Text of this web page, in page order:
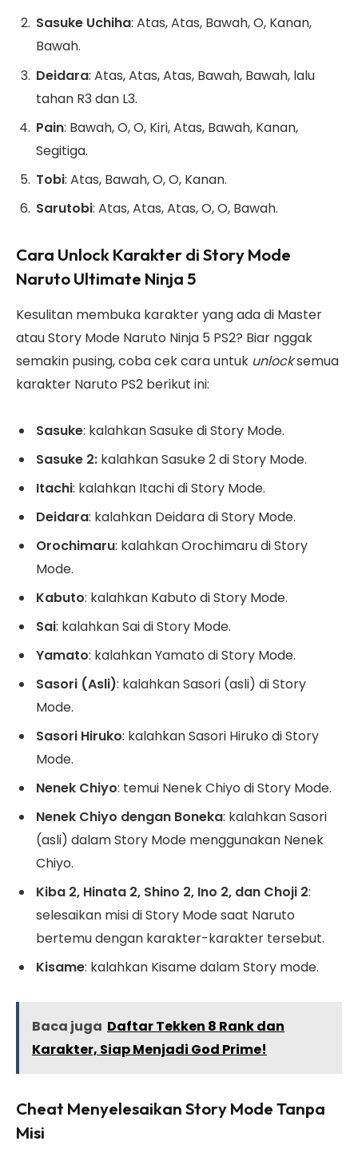
Sasuke Uchiha: Atas, Atas, Bawah, O, Kanan,
Bawah.
Deidara: Atas, Atas, Atas, Bawah, Bawah, lalu
tahan R3 dan L3.
Pain: Bawah, O, O, Kiri, Atas, Bawah, Kanan,
Segitiga.
Tobi: Atas, Bawah, O, O, Kanan.
Sarutobi: Atas, Atas, Atas, O, O, Bawah.
Cara Unlock Karakter di Story Mode
Naruto Ultimate Ninja 5
Kesulitan membuka karakter yang ada di Master
atau Story Mode Naruto Ninja 5 PS2? Biar nggak
semakin pusing, coba cek cara untuk unlocksemua
karakter Naruto PS2 berikut ini:
Sasuke: kalahkan Sasuke di Story Mode.
Sasuke 2: kalahkan Sasuke 2 di Story Mode.
Itachi: kalahkan Itachi di Story Mode.
Deidara: kalahkan Deidara di Story Mode.
Orochimaru: kalahkan Orochimaru di Story
Mode.
Kabuto: kalahkan Kabuto di Story Mode.
Sai: kalahkan Sai di Story Mode.
Yamato: kalahkan Yamato di Story Mode.
Sasori (Asli): kalahkan Sasori (asli) di Story
Mode.
Sasori Hiruko: kalahkan Sasori Hiruko di Story
Mode.
Nenek Chiyo: temui Nenek Chiyo di Story Mode.
Nenek Chiyo dengan Boneka: kalahkan Sasori
(asli) dalam Story Mode menggunakan Nenek
Chiyo.
Kiba 2, Hinata 2, Shino 2, Ino 2, dan Choji 2:
selesaikan misi di Story Mode saat Naruto
bertemu dengan karakter-karakter tersebut.
Kisame: kalahkan Kisame dalam Story mode.
Baca juga Daftar Tekken 8 Rank dan
Karakter, Siap Menjadi God Prime!
Cheat Menyelesaikan Story Mode Tanpa
Misi